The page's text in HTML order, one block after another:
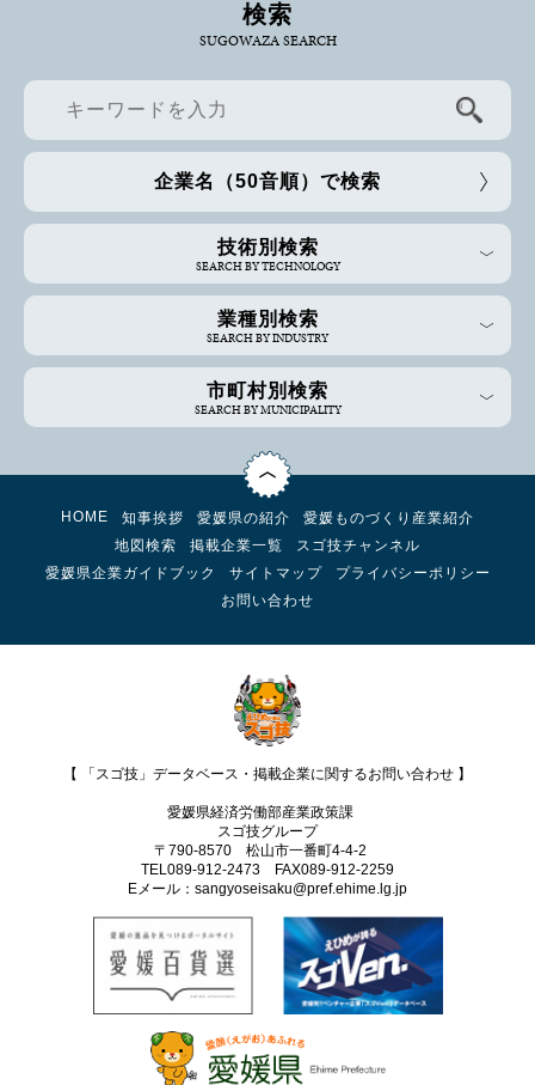
検索
SUGOWAZA SEARCH
企業名（50音順）で検索
技術別検索
SEARCH BY TECHNOLOGY
業種別検索
SEARCH BY INDUSTRY
市町村別検索
SEARCH BY MUNICIPALITY
HOME 知事挨拶 愛媛県の紹介
愛媛ものづくり産業紹介
地図検索
掲載企業一覧
スゴ技チャンネル
愛媛県企業ガイドブック
サイトマップ
プライバシーポリシー
お問い合わせ
【 「スゴ技」データベース・掲載企業に関するお問い合わせ 】
愛媛県経済労働部産業政策課
スゴ技グループ
〒790-8570 松山市一番町4-4-2
TEL089-912-2473 FAX089‐912-2259
Eメール：sangyoseisaku@pref.ehime.lg.jp